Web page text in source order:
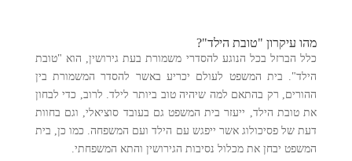
מהו עיקרון "טובת הילד"?
כלל הברזל בכל הנוגע להסדרי משמורת בעת גירושין, הוא "טובת
הילד". בית המשפט לעולם יכריע באשר להסדר המשמורת בין
ההורים, רק בהתאם למה שיהיה טוב ביותר לילד. לרוב, כדי לבחון
את טובת הילד, ייעזר בית המשפט גם בעובד סוציאלי, וגם בחוות
דעת של פסיכולוג אשר ייפגש עם הילד ועם המשפחה. כמו כן, בית
המשפט יבחן את מכלול נסיבות הגירושין והתא המשפחתי.